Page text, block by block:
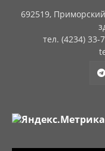
692519,
тел. (4234) 33-